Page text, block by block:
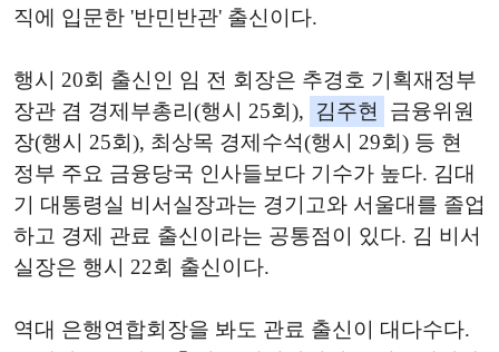
직에 입문한 '반민반관' 출신이다.
행시 20회 출신인 임 전 회장은 추경호 기획재정부
장관 겸 경제부총리(행시 25회),
김주현
금융위원
장(행시 25회), 최상목 경제수석(행시 29회) 등 현
정부 주요 금융당국 인사들보다 기수가 높다. 김대
기 대통령실 비서실장과는 경기고와 서울대를 졸업
하고 경제 관료 출신이라는 공통점이 있다. 김 비서
실장은 행시 22회 출신이다.
역대 은행연합회장을 봐도 관료 출신이 대다수다.